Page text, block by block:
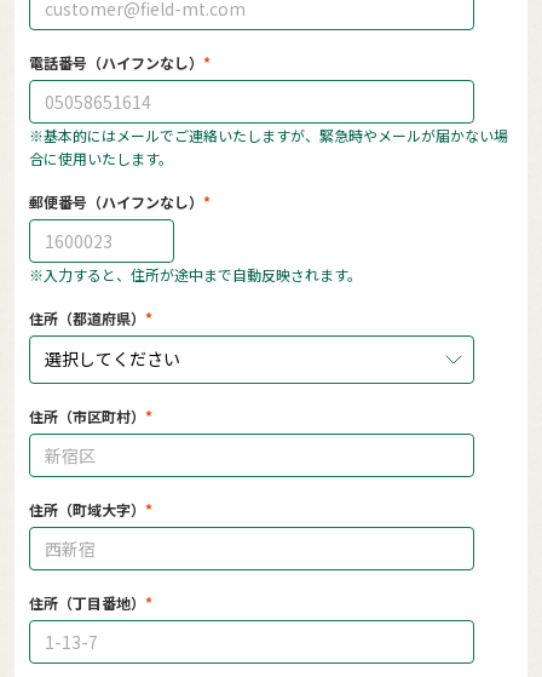
電話番号（ハイフンなし）
※基本的にはメールでご連絡いたしますが、緊急時やメールが届かない場
合に使用いたします。
郵便番号（ハイフンなし）
※入力すると、住所が途中まで自動反映されます。
住所（都道府県）
選択してください
住所（市区町村）
住所（町域大字）
住所（丁目番地）